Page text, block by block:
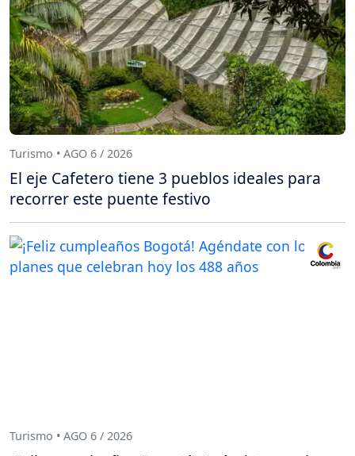
Turismo • AGO 6 / 2026
El eje Cafetero tiene 3 pueblos ideales para
recorrer este puente festivo
Turismo • AGO 6 / 2026